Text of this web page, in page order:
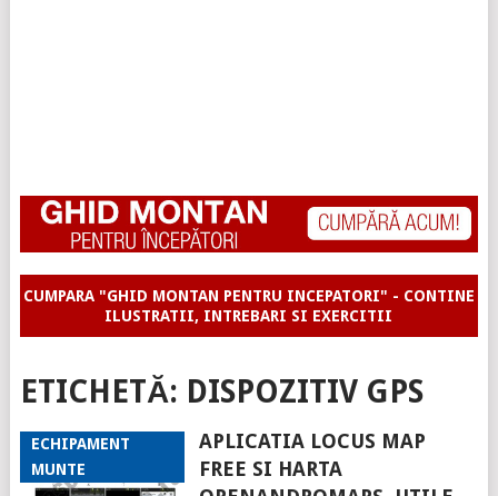
CUMPARA "GHID MONTAN PENTRU INCEPATORI" - CONTINE
ILUSTRATII, INTREBARI SI EXERCITII
ETICHETĂ: DISPOZITIV GPS
ECHIPAMENT
MUNTE
APLICATIA LOCUS MAP
FREE SI HARTA